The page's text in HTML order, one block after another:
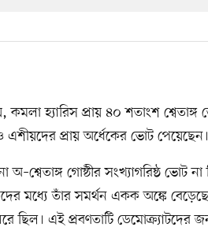
কমলা হ্যারিস প্রায় ৪০ শতাংশ
প্রায় অর্ধেকের ভোট পেয়েছেন।
গোষ্ঠীর সংখ্যাগরিষ্ঠ ভোট
মধ্যে তাঁর সমর্থন একক অঙ্কে
ছিল। এই প্রবণতাটি ডেমোক্র্যাটদের